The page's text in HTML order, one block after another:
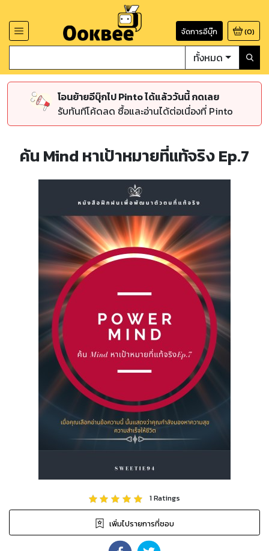
จัดการอีบุ๊ก (0)
ทั้งหมด
โอนย้ายอีบุ๊กไป Pinto ได้แล้ววันนี้ กดเลย
รับทันทีโค้ดลด ซื้อและอ่านได้ต่อเนื่องที่ Pinto
ค้น Mind หาเป้าหมายที่แท้จริง Ep.7
1Ratings
เพิ่มไปรายการที่ชอบ